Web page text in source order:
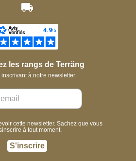
les rangs de Terräng
inscrivant à notre newsletter
cette newsletter. Sachez que vous
à tout moment.
S'inscrire